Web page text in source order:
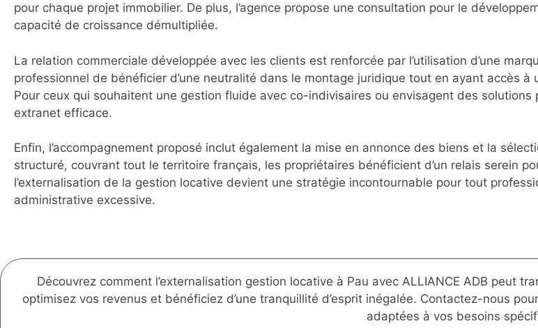
pour chaque projet immobilier. De plus, l’agence propose une consultation pour le
capacité de croissance démultipliée.
La relation commerciale développée avec les clients est renforcée par l’utilisation d’une
professionnel de bénéficier d’une neutralité dans le montage juridique tout en ayant accès
Pour ceux qui souhaitent une gestion fluide avec co-indivisaires ou envisagent des
extranet efficace.
Enfin, l’accompagnement proposé inclut également la mise en annonce des biens et la
structuré, couvrant tout le territoire français, les propriétaires bénéficient d’un relais serein
l’externalisation de la gestion locative devient une stratégie incontournable pour tout
administrative excessive.
Découvrez comment l’externalisation gestion locative à Pau avec ALLIANCE ADB peut
optimisez vos revenus et bénéficiez d’une tranquillité d’esprit inégalée. Contactez-nous
adaptées à vos besoins